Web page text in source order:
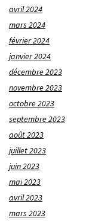
avril 2024
mars 2024
février 2024
janvier 2024
décembre 2023
novembre 2023
octobre 2023
septembre 2023
août 2023
juillet 2023
juin 2023
mai 2023
avril 2023
mars 2023